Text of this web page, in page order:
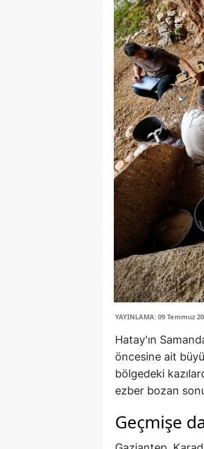
YAYINLAMA: 09 Temmuz
Hatay'ın
öncesine ait
bölgedeki
ezber bozan
Geçmişe